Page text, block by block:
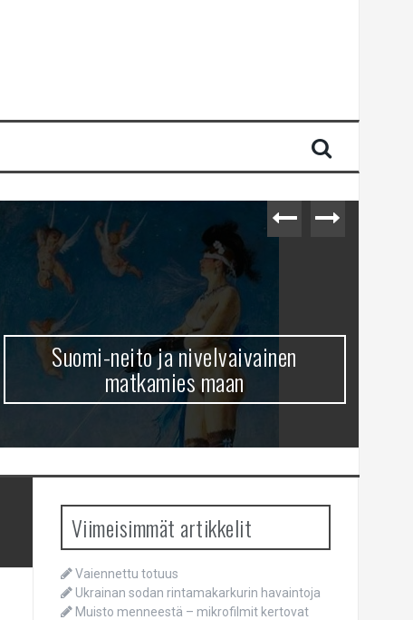
Suomi-neito ja nivelvaivainen
matkamies maan
Viimeisimmät artikkelit
Vaiennettu totuus
Ukrainan sodan rintamakarkurin havaintoja
Muisto menneestä – mikrofilmit kertovat